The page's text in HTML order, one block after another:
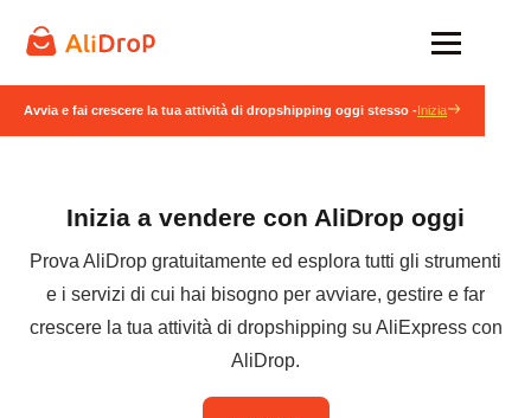
Avvia e fai crescere la tua attività di dropshipping oggi stesso -Inizia
Inizia a vendere con AliDrop oggi
Prova AliDrop gratuitamente ed esplora tutti gli strumenti
e i servizi di cui hai bisogno per avviare, gestire e far
crescere la tua attività di dropshipping su AliExpress con
AliDrop.